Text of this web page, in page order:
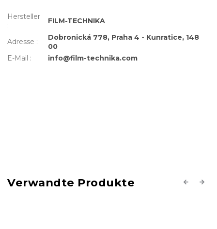
Hersteller
:
FILM-TECHNIKA
Adresse :
Dobronická 778, Praha 4 - Kunratice, 148
00
E-Mail : info@film-technika.com
Verwandte Produkte Previous
Next